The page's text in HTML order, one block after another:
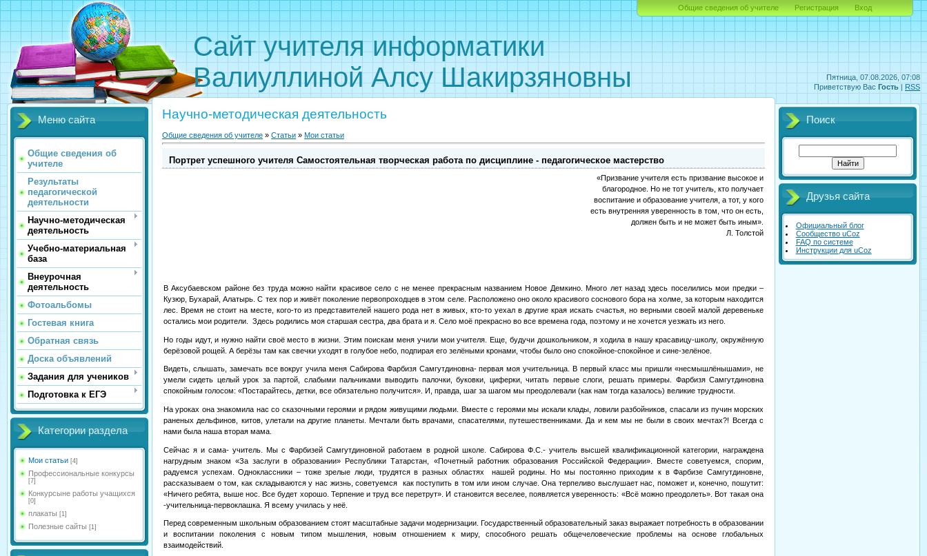
Пятница, 07.08.2026, 07:08
Приветствую Вас Гость | RSS
Сайт учителя информатики
Валиуллиной Алсу Шакирзяновны
Общие сведения об учителе Регистрация Вход
Меню сайта
Общие сведения об
учителе
Результаты
педагогической
деятельности
Научно-методическая
деятельность
Учебно-материальная
база
Внеурочная
деятельность
Фотоальбомы
Гостевая книга
Обратная связь
Доска объявлений
Задания для учеников
Подготовка к ЕГЭ
Категории раздела
Мои статьи [4]
Профессиональные конкурсы
[7]
Конкурсыне работы учащихся
[0]
плакаты [1]
Полезные сайты [1]
Научно-методическая деятельность
Общие сведения об учителе » Статьи » Мои статьи
Портрет успешного учителя Самостоятельная творческая работа по дисциплине - педагогическое мастерство
«Призвание учителя есть призвание высокое и
благородное. Но не тот учитель, кто получает
воспитание и образование учителя, а тот, у кого
есть внутренняя уверенность в том, что он есть,
должен быть и не может быть иным».
Л. Толстой
В Аксубаевском районе без труда можно найти красивое село с не менее прекрасным названием Новое Демкино. Много лет назад здесь поселились мои предки –
Кузюр, Бухарай, Алатырь. С тех пор и живёт поколение первопроходцев в этом селе. Расположено оно около красивого соснового бора на холме, за которым находится
лес. Время не стоит на месте, кого-то из представителей нашего рода нет в живых, кто-то уехал в другие края искать счастья, но верными своей малой деревеньке
остались мои родители. Здесь родились моя старшая сестра, два брата и я. Село моё прекрасно во все времена года, поэтому и не хочется уезжать из него.
Но годы идут, и нужно найти своё место в жизни. Этим поискам меня учили мои учителя. Еще, будучи дошкольником, я ходила в нашу красавицу-школу, окружённую
берёзовой рощей. А берёзы там как свечки уходят в голубое небо, подпирая его зелёными кронами, чтобы было оно спокойное-спокойное и сине-зелёное.
Видеть, слышать, замечать все вокруг учила меня Сабирова Фарбизя Самгутдиновна- первая моя учительница. В первый класс мы пришли «несмышлёнышами», не
умели сидеть целый урок за партой, слабыми пальчиками выводить палочки, буковки, циферки, читать первые слоги, решать примеры. Фарбизя Самгутдиновна
спокойным голосом: «Постарайтесь, детки, все обязательно получится». И, правда, шаг за шагом мы преодолевали (как нам тогда казалось) великие трудности.
На уроках она знакомила нас со сказочными героями и рядом живущими людьми. Вместе с героями мы искали клады, ловили разбойников, спасали из пучин морских
раненых дельфинов, китов, улетали на другие планеты. Мечтали быть врачами, спасателями, путешественниками. Да и кем мы не были в своих мечтах?! Всегда с
нами была наша вторая мама.
Сейчас я и сама- учитель. Мы с Фарбизей Самгутдиновной работаем в родной школе. Сабирова Ф.С.- учитель высшей квалификационной категории, награждена
нагрудным знаком «За заслуги в образовании» Республики Татарстан, «Почетный работник образования Российской Федерации». Вместе советуемся, спорим,
радуемся успехам. Одноклассники – тоже зрелые люди, трудятся в разных областях нашей родины. Но мы постоянно приходим к в Фарбизе Самгутдиновне,
рассказываем о том, как складываются у нас жизнь, советуемся как поступить в том или ином случае. Она терпеливо выслушает нас, поможет и, конечно, пошутит:
«Ничего ребята, выше нос. Все будет хорошо. Терпение и труд все перетрут». И становится веселее, появляется уверенность: «Всё можно преодолеть». Вот такая она
-учительница-первоклашка. Я всему училась у неё.
Перед современным школьным образованием стоят масштабные задачи модернизации. Государственный образовательный заказ выражает потребность в образовании
и воспитании поколения с новым типом мышления, новым отношением к миру, способного решать общечеловеческие проблемы на основе глобальных
взаимодействий.
Поиск
Друзья сайта
Официальный блог
Сообщество uCoz
FAQ по системе
Инструкции для uCoz